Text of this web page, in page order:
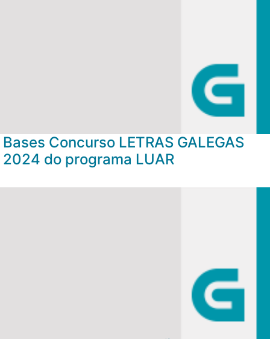
Bases Concurso LETRAS GALEGAS
2024 do programa LUAR